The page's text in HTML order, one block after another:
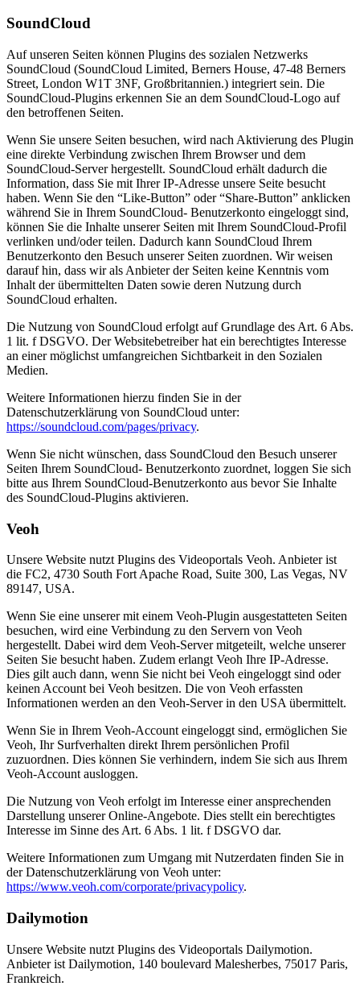
SoundCloud
Auf unseren Seiten können Plugins des sozialen Netzwerks
SoundCloud (SoundCloud Limited, Berners House, 47-48 Berners
Street, London W1T 3NF, Großbritannien.) integriert sein. Die
SoundCloud-Plugins erkennen Sie an dem SoundCloud-Logo auf
den betroffenen Seiten.
Wenn Sie unsere Seiten besuchen, wird nach Aktivierung des Plugin
eine direkte Verbindung zwischen Ihrem Browser und dem
SoundCloud-Server hergestellt. SoundCloud erhält dadurch die
Information, dass Sie mit Ihrer IP-Adresse unsere Seite besucht
haben. Wenn Sie den “Like-Button” oder “Share-Button” anklicken
während Sie in Ihrem SoundCloud- Benutzerkonto eingeloggt sind,
können Sie die Inhalte unserer Seiten mit Ihrem SoundCloud-Profil
verlinken und/oder teilen. Dadurch kann SoundCloud Ihrem
Benutzerkonto den Besuch unserer Seiten zuordnen. Wir weisen
darauf hin, dass wir als Anbieter der Seiten keine Kenntnis vom
Inhalt der übermittelten Daten sowie deren Nutzung durch
SoundCloud erhalten.
Die Nutzung von SoundCloud erfolgt auf Grundlage des Art. 6 Abs.
1 lit. f DSGVO. Der Websitebetreiber hat ein berechtigtes Interesse
an einer möglichst umfangreichen Sichtbarkeit in den Sozialen
Medien.
Weitere Informationen hierzu finden Sie in der
Datenschutzerklärung von SoundCloud unter:
https://soundcloud.com/pages/privacy.
Wenn Sie nicht wünschen, dass SoundCloud den Besuch unserer
Seiten Ihrem SoundCloud- Benutzerkonto zuordnet, loggen Sie sich
bitte aus Ihrem SoundCloud-Benutzerkonto aus bevor Sie Inhalte
des SoundCloud-Plugins aktivieren.
Veoh
Unsere Website nutzt Plugins des Videoportals Veoh. Anbieter ist
die FC2, 4730 South Fort Apache Road, Suite 300, Las Vegas, NV
89147, USA.
Wenn Sie eine unserer mit einem Veoh-Plugin ausgestatteten Seiten
besuchen, wird eine Verbindung zu den Servern von Veoh
hergestellt. Dabei wird dem Veoh-Server mitgeteilt, welche unserer
Seiten Sie besucht haben. Zudem erlangt Veoh Ihre IP-Adresse.
Dies gilt auch dann, wenn Sie nicht bei Veoh eingeloggt sind oder
keinen Account bei Veoh besitzen. Die von Veoh erfassten
Informationen werden an den Veoh-Server in den USA übermittelt.
Wenn Sie in Ihrem Veoh-Account eingeloggt sind, ermöglichen Sie
Veoh, Ihr Surfverhalten direkt Ihrem persönlichen Profil
zuzuordnen. Dies können Sie verhindern, indem Sie sich aus Ihrem
Veoh-Account ausloggen.
Die Nutzung von Veoh erfolgt im Interesse einer ansprechenden
Darstellung unserer Online-Angebote. Dies stellt ein berechtigtes
Interesse im Sinne des Art. 6 Abs. 1 lit. f DSGVO dar.
Weitere Informationen zum Umgang mit Nutzerdaten finden Sie in
der Datenschutzerklärung von Veoh unter:
https://www.veoh.com/corporate/privacypolicy.
Dailymotion
Unsere Website nutzt Plugins des Videoportals Dailymotion.
Anbieter ist Dailymotion, 140 boulevard Malesherbes, 75017 Paris,
Frankreich.